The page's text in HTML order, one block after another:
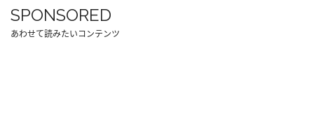
SPONSORED
あわせて読みたいコンテンツ